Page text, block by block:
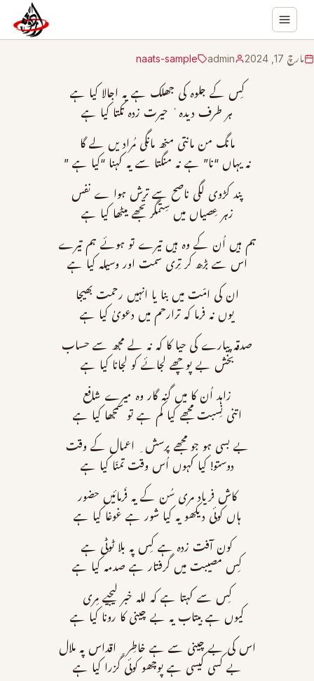
مارچ 17, 2024 admin
naats-sample
کِس کے جلوہ کی جھلک ہے یہ اجالا کیا ہے
ہر طرف دیدہ ٔ حیرت زدہ تکتا کیا ہے
مانگ من مانتی منھ مانگی مُراد یں لے گا
نہ یہاں “نا” ہے نہ منگتا سے یہ کہنا “کیا ہے ”
پند کڑوی لگی ناصح سے ترش ہوا ے نفس
زہر عِصیاں میں سِتمگر تجھے میٹھا کیا ہے
ہم ہیں اُن کے وہ ہیں تیرے تو ہوئے ہم تیرے
اس سے بڑھ کر تِری سمت اور وسیلہ کیا ہے
ان کی امّت میں بنا یا انہیں رحمت بھیجا
یوں نہ فرما کہ ترارحم میں دعویٰ کیا ہے
صدقہ پیارے کی حیا کا کہ نہ لے مجھ سے حساب
بخش بے پوچھے لجائے کو لجانا کیا ہے
زاہد اُن کا میں گنہ گار وہ میرے شافع
اتنی نِسبت مجھے کیا کم ہے تو سمجھا کیا ہے
بے بسی ہو جو مجھے پرسش ِ اعمال کے وقت
دوستو! کیا کہوں اُس وقت تمنّا کیا ہے
کاش فریاد مری سُن کے یہ فَرمائیں حضور
ہاں کوئی دیکھو یہ کیا شور ہے غوغا کیا ہے
کون آفت زدہ ہے کِس پہ بلا ٹوٹی ہے
کِس مصیبت میں گرفتار ہے صدمہ کیا ہے
کِس سے کہتا ہے کہ للہ خبر لیجیے مِری
کیوں ہے بیتاب یہ بے چینی کا رونا کیا ہے
اس کی بے چینی سے ہے خاطِر ِ اقداس پہ ملال
بے کسی کیسی ہے پوچھو کوئی گزرا کیا ہے